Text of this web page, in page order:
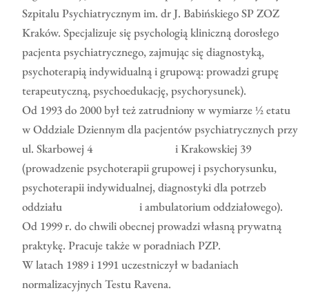
Szpitalu Psychiatrycznym im. dr J. Babińskiego SP ZOZ
Kraków. Specjalizuje się psychologią kliniczną dorosłego
pacjenta psychiatrycznego, zajmując się diagnostyką,
psychoterapią indywidualną i grupową: prowadzi grupę
terapeutyczną, psychoedukację, psychorysunek).
Od 1993 do 2000 był też zatrudniony w wymiarze ½ etatu
w Oddziale Dziennym dla pacjentów psychiatrycznych przy
ul. Skarbowej 4 i Krakowskiej 39
(prowadzenie psychoterapii grupowej i psychorysunku,
psychoterapii indywidualnej, diagnostyki dla potrzeb
oddziału i ambulatorium oddziałowego).
Od 1999 r. do chwili obecnej prowadzi własną prywatną
praktykę. Pracuje także w poradniach PZP.
W latach 1989 i 1991 uczestniczył w badaniach
normalizacyjnych Testu Ravena.